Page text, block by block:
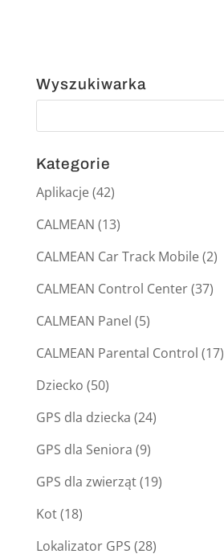
Wyszukiwarka
Kategorie
Aplikacje(42)
CALMEAN (13)
CALMEAN Car Track Mobile(2)
CALMEAN Control Center(37)
CALMEAN Panel (5)
CALMEAN Parental Control (17)
Dziecko (50)
GPS dla dziecka (24)
GPS dla Seniora (9)
GPS dla zwierząt(19)
Kot(18)
Lokalizator GPS (28)